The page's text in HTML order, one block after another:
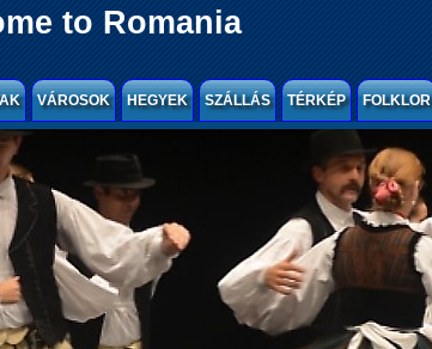
to Romania
VÁROSOK HEGYEK SZÁLLÁS TÉRKÉP FOLKLOR